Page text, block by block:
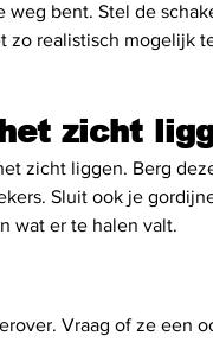
bent. Stel de
zo realistisch mogelijk
zicht
zicht liggen. Berg
Sluit ook je
wat er te halen valt.
Vraag of ze een